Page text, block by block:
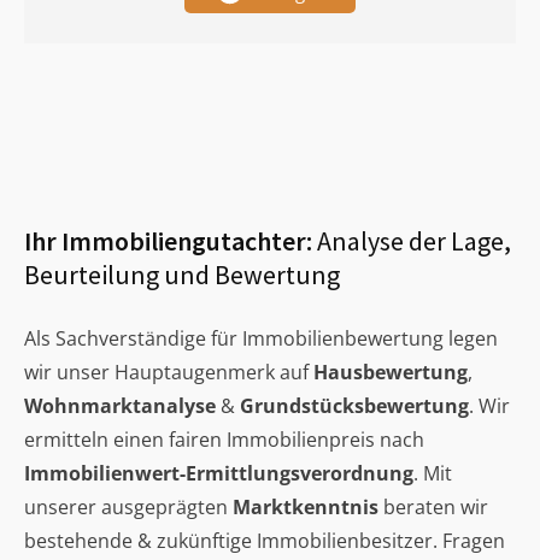
Ihr Immobiliengutachter:Analyse der Lage,
Beurteilung und Bewertung
Als Sachverständige für Immobilienbewertung legen
wir unser Hauptaugenmerk aufHausbewertung,
Wohnmarktanalyse & Grundstücksbewertung. Wir
ermitteln einen fairen Immobilienpreis nach
Immobilienwert-Ermittlungsverordnung. Mit
unserer ausgeprägten Marktkenntnis beraten wir
bestehende & zukünftige Immobilienbesitzer. Fragen